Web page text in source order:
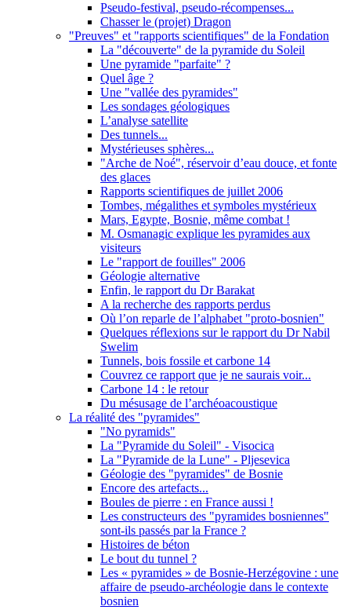
Pseudo-festival, pseudo-récompenses...
Chasser le (projet) Dragon
"Preuves" et "rapports scientifiques" de la Fondation
La "découverte" de la pyramide du Soleil
Une pyramide "parfaite" ?
Quel âge ?
Une "vallée des pyramides"
Les sondages géologiques
L’analyse satellite
Des tunnels...
Mystérieuses sphères...
"Arche de Noé", réservoir d’eau douce, et fonte
des glaces
Rapports scientifiques de juillet 2006
Tombes, mégalithes et symboles mystérieux
Mars, Egypte, Bosnie, même combat !
M. Osmanagic explique les pyramides aux
visiteurs
Le "rapport de fouilles" 2006
Géologie alternative
Enfin, le rapport du Dr Barakat
A la recherche des rapports perdus
Où l’on reparle de l’alphabet "proto-bosnien"
Quelques réflexions sur le rapport du Dr Nabil
Swelim
Tunnels, bois fossile et carbone 14
Couvrez ce rapport que je ne saurais voir...
Carbone 14 : le retour
Du mésusage de l’archéoacoustique
La réalité des "pyramides"
"No pyramids"
La "Pyramide du Soleil" - Visocica
La "Pyramide de la Lune" - Pljesevica
Géologie des "pyramides" de Bosnie
Encore des artefacts...
Boules de pierre : en France aussi !
Les constructeurs des "pyramides bosniennes"
sont-ils passés par la France ?
Histoires de béton
Le bout du tunnel ?
Les « pyramides » de Bosnie-Herzégovine : une
affaire de pseudo-archéologie dans le contexte
bosnien